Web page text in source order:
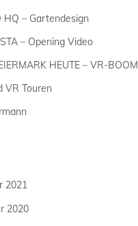
HQ – Gartendesign
– Opening Video
HEUTE – VR-BOOM
VR Touren
2021
2020